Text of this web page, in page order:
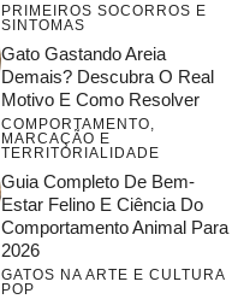
PRIMEIROS SOCORROS E
SINTOMAS
Gato Gastando Areia
Demais? Descubra O Real
Motivo E Como Resolver
COMPORTAMENTO,
MARCAÇÃO E
TERRITORIALIDADE
Guia Completo De Bem-
Estar Felino E Ciência Do
Comportamento Animal Para
2026
GATOS NA ARTE E CULTURA
POP